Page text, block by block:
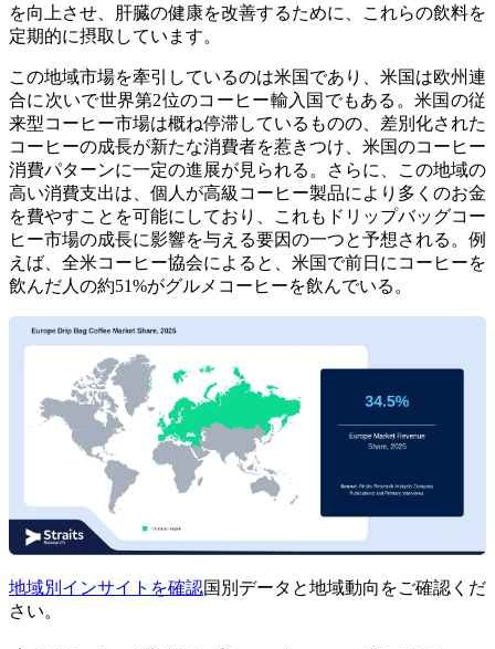
を向上させ、肝臓の健康を改善するために、これらの飲料を
定期的に摂取しています。
この地域市場を牽引しているのは米国であり、米国は欧州連
合に次いで世界第2位のコーヒー輸入国でもある。米国の従
来型コーヒー市場は概ね停滞しているものの、差別化された
コーヒーの成長が新たな消費者を惹きつけ、米国のコーヒー
消費パターンに一定の進展が見られる。さらに、この地域の
高い消費支出は、個人が高級コーヒー製品により多くのお金
を費やすことを可能にしており、これもドリップバッグコー
ヒー市場の成長に影響を与える要因の一つと予想される。例
えば、全米コーヒー協会によると、米国で前日にコーヒーを
飲んだ人の約51%がグルメコーヒーを飲んでいる。
地域別インサイトを確認国別データと地域動向をご確認くだ
さい。